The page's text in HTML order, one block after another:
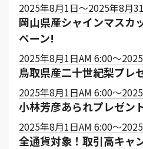
2025年8月1日～2025年8月
岡山県産シャインマスカ
ペーン!
2025年8月1日AM 6:00～
鳥取県産二十世紀梨プレ
2025年8月1日AM 6:00～
小林芳彦あられプレゼン
2025年8月1日AM 6:00～
全通貨対象！取引高キャ